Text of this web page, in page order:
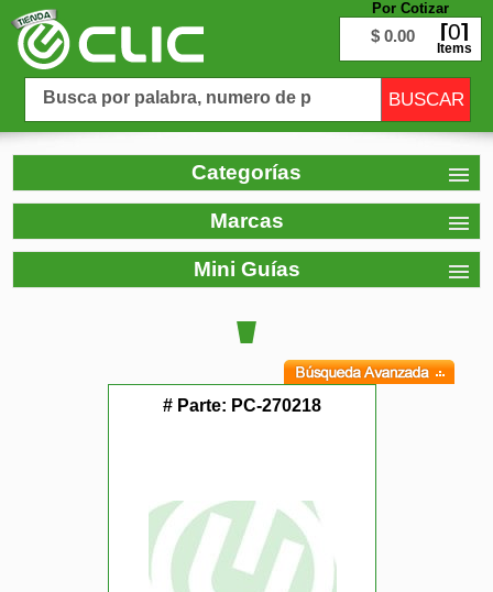
Por Cotizar
$ 0.00 0
Items
Categorías
Marcas
Mini Guías
# Parte: PC-270218